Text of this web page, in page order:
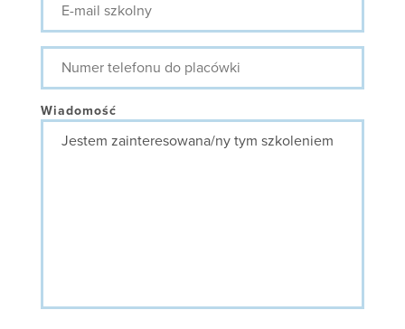
mail
szkolny
Numer
telefonu
do
Wiadomość